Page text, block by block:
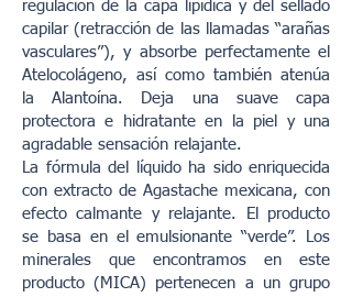
regulación de la capa lipídica y del sellado
capilar (retracción de las llamadas “arañas
vasculares”), y absorbe perfectamente el
Atelocolágeno, así como también atenúa
la Alantoína. Deja una suave capa
protectora e hidratante en la piel y una
agradable sensación relajante.
La fórmula del líquido ha sido enriquecida
con extracto de Agastache mexicana, con
efecto calmante y relajante. El producto
se basa en el emulsionante “verde”. Los
minerales que encontramos en este
producto (MICA) pertenecen a un grupo